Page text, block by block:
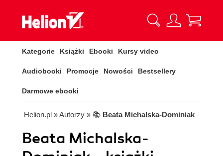
Kategorie Książki Ebooki Kursy video
Audiobooki Promocje Nowości Bestsellery
Darmowe ebooki
Helion.pl » Autorzy » 📚 Beata Michalska-Dominiak
Beata Michalska-